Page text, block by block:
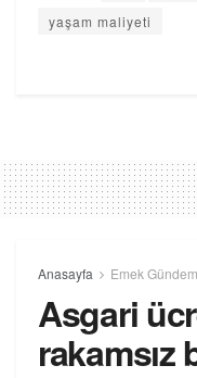
yaşam maliyeti
Anasayfa Emek
Asgari
rakamsız